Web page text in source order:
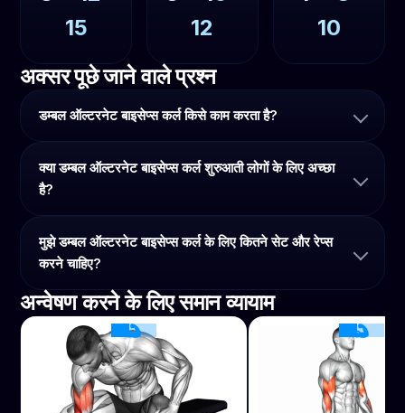
15
12
10
अक्सर पूछे जाने वाले प्रश्न
डम्बल ऑल्टरनेट बाइसेप्स कर्ल किसे काम करता है?
क्या डम्बल ऑल्टरनेट बाइसेप्स कर्ल शुरुआती लोगों के लिए अच्छा
है?
मुझे डम्बल ऑल्टरनेट बाइसेप्स कर्ल के लिए कितने सेट और रेप्स
करने चाहिए?
अन्वेषण करने के लिए समान व्यायाम